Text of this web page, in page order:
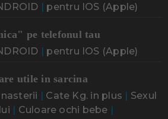
| pentru IOS (Apple)
pe telefonul tau
| pentru IOS (Apple)
utile in sarcina
| Cate Kg. in plus | Sexul
| Culoare ochi bebe |